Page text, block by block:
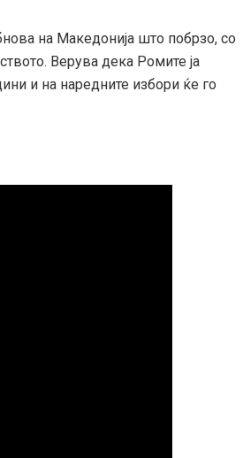
на Македонија што побрзо, со
Верува дека Ромите ја
и на наредните избори ќе го